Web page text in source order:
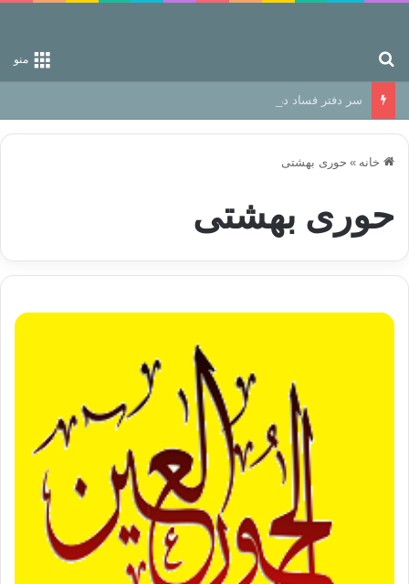
منو
سر دفتر فساد در زمین‌، دوری وکناره‌گیری از راه خداست‌!
خانه » حوری بهشتی
حوری بهشتی